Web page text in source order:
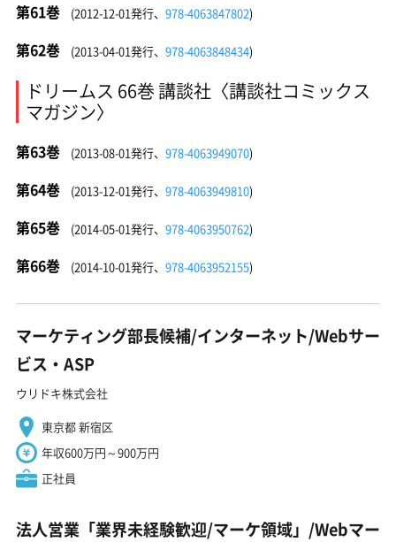
第61巻 (2012-12-01発行、 978-4063847802)
第62巻 (2013-04-01発行、 978-4063848434)
ドリームス 66巻 講談社〈講談社コミックス
マガジン〉
第63巻 (2013-08-01発行、 978-4063949070)
第64巻 (2013-12-01発行、 978-4063949810)
第65巻 (2014-05-01発行、 978-4063950762)
第66巻 (2014-10-01発行、 978-4063952155)
マーケティング部長候補/インターネット/Webサー
ビス・ASP
ウリドキ株式会社
東京都 新宿区
年収600万円～900万円
正社員
法人営業「業界未経験歓迎/マーケ領域」/Webマー